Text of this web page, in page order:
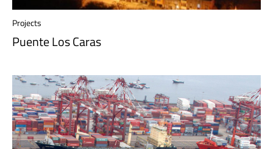
Projects
Puente Los Caras